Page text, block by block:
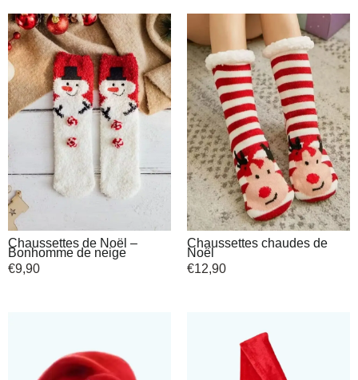
Chaussettes de Noël –
Bonhomme de neige
€9,90
Chaussettes chaudes de
Noël
€12,90